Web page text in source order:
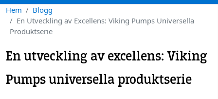
Hem
Blogg
En Utveckling av Excellens: Viking Pumps Universella
Produktserie
En utveckling av excellens: Viking
Pumps universella produktserie